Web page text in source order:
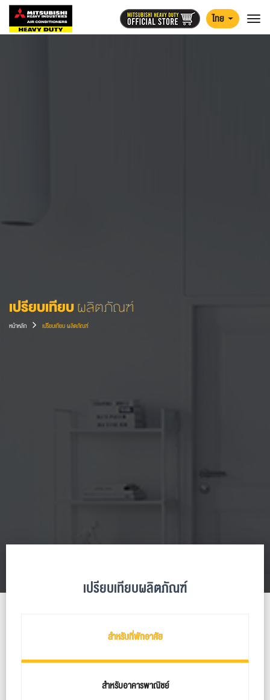
ไทย
เปรียบเทียบผลิตภัณฑ์
หน้าหลัก เปรียบเทียบ ผลิตภัณฑ์
เปรียบเทียบผลิตภัณฑ์
สำหรับที่พักอาศัย
สำหรับอาคารพาณิชย์